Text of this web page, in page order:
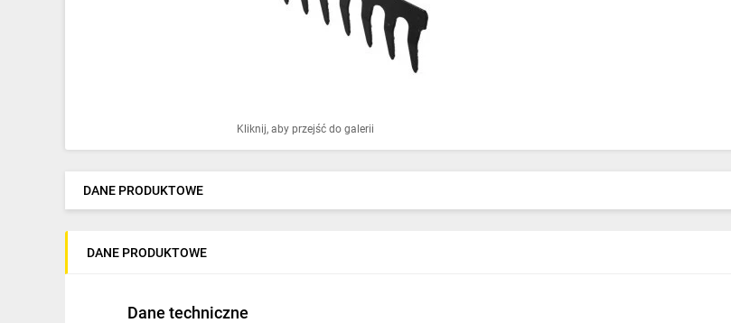
Ogrzewanie
Elektronarzędzia i mierniki
Kliknij, aby przejść do galerii
DANE PRODUKTOWE
DANE PRODUKTOWE
Dane techniczne